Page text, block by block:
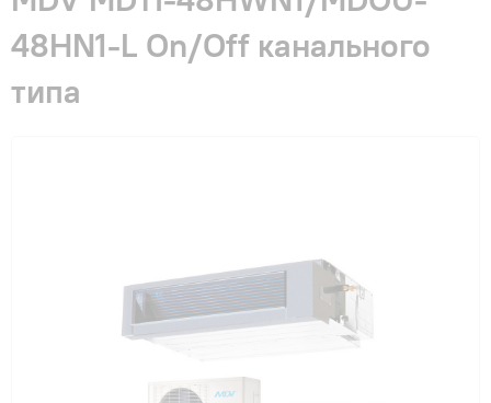
Гарантия и сервис
Монтаж
48HN1-L On/Off канального
типа